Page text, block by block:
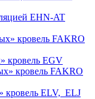
EHN-AT
кровель EGV
кровель ELV, ELJ